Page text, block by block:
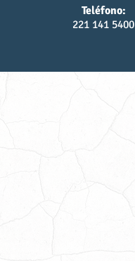
Teléfono:
221 141 5400